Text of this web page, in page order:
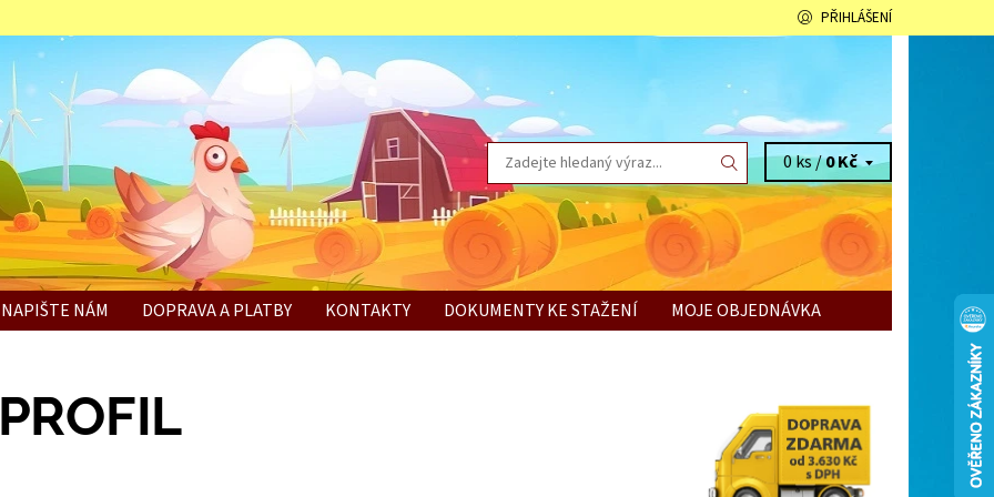
PŘIHLÁŠENÍ
0 ks /0 Kč
NAPIŠTE NÁM DOPRAVA A PLATBY KONTAKTY DOKUMENTY KE STAŽENÍ
MOJE OBJEDNÁVKA